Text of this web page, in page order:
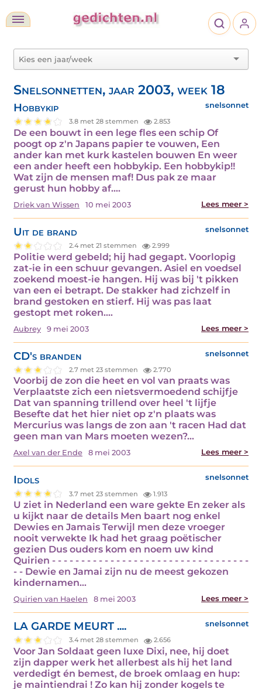
Snelsonnetten, jaar 2003, week 18
Hobbykip snelsonnet
3.8 met 28 stemmen 2.853
De een bouwt in een lege fles een schip Of
poogt op z'n Japans papier te vouwen, Een
ander kan met kurk kastelen bouwen En weer
een ander heeft een hobbykip. Een hobbykip!!
Wat zijn de mensen maf! Dus pak ze maar
gerust hun hobby af.…
Driek van Wissen 10 mei 2003 Lees meer >
Uit de brand snelsonnet
2.4 met 21 stemmen 2.999
Politie werd gebeld; hij had gegapt. Voorlopig
zat-ie in een schuur gevangen. Asiel en voedsel
zoekend moest-ie hangen. Hij was bij 't pikken
van een ei betrapt. De stakker had zichzelf in
brand gestoken en stierf. Hij was pas laat
gestopt met roken.…
Aubrey 9 mei 2003 Lees meer >
CD's branden snelsonnet
2.7 met 23 stemmen 2.770
Voorbij de zon die heet en vol van praats was
Verplaatste zich een nietsvermoedend schijfje
Dat van spanning trillend over heel 't lijfje
Besefte dat het hier niet op z'n plaats was
Mercurius was langs de zon aan 't racen Had dat
geen man van Mars moeten wezen?…
Axel van der Ende 8 mei 2003 Lees meer >
Idols snelsonnet
3.7 met 23 stemmen 1.913
U ziet in Nederland een ware gekte En zeker als
u kijkt naar de details Men baart nog enkel
Dewies en Jamais Terwijl men deze vroeger
nooit verwekte Ik had het graag poëtischer
gezien Dus ouders kom en noem uw kind
Quirien - - - - - - - - - - - - - - - - - - - - - - - - - - - - - - - - - -
- - Dewie en Jamai zijn nu de meest gekozen
kindernamen…
Quirien van Haelen 8 mei 2003 Lees meer >
LA GARDE MEURT .... snelsonnet
3.4 met 28 stemmen 2.656
Voor Jan Soldaat geen luxe Dixi, nee, hij doet
zijn dapper werk het allerbest als hij het land
verdedigt én bemest, de broek omlaag en hup:
je maintiendrai ! Zo kan hij zonder kogels te